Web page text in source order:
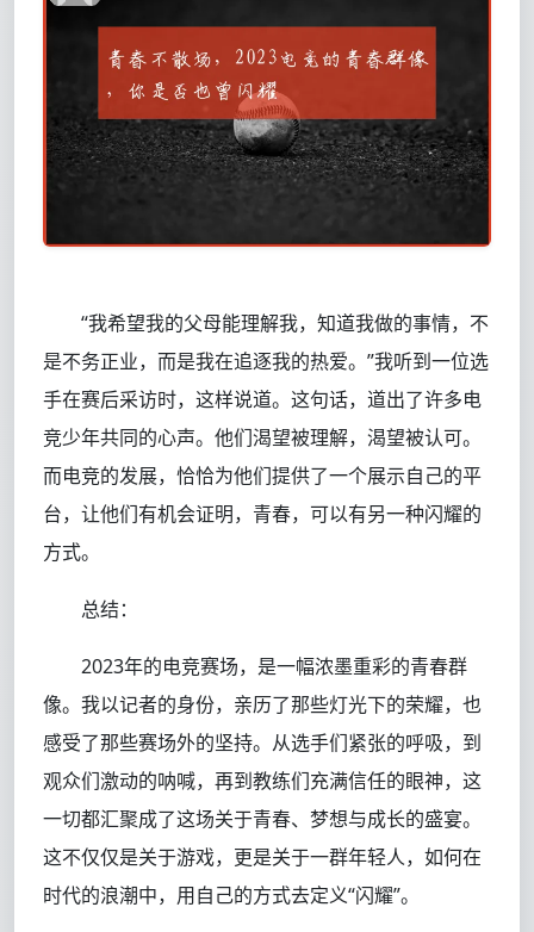
“我希望我的父母能理解我，知道我做的事情，不
是不务正业，而是我在追逐我的热爱。”我听到一位选
手在赛后采访时，这样说道。这句话，道出了许多电
竞少年共同的心声。他们渴望被理解，渴望被认可。
而电竞的发展，恰恰为他们提供了一个展示自己的平
台，让他们有机会证明，青春，可以有另一种闪耀的
方式。
总结：
2023年的电竞赛场，是一幅浓墨重彩的青春群
像。我以记者的身份，亲历了那些灯光下的荣耀，也
感受了那些赛场外的坚持。从选手们紧张的呼吸，到
观众们激动的呐喊，再到教练们充满信任的眼神，这
一切都汇聚成了这场关于青春、梦想与成长的盛宴。
这不仅仅是关于游戏，更是关于一群年轻人，如何在
时代的浪潮中，用自己的方式去定义“闪耀”。